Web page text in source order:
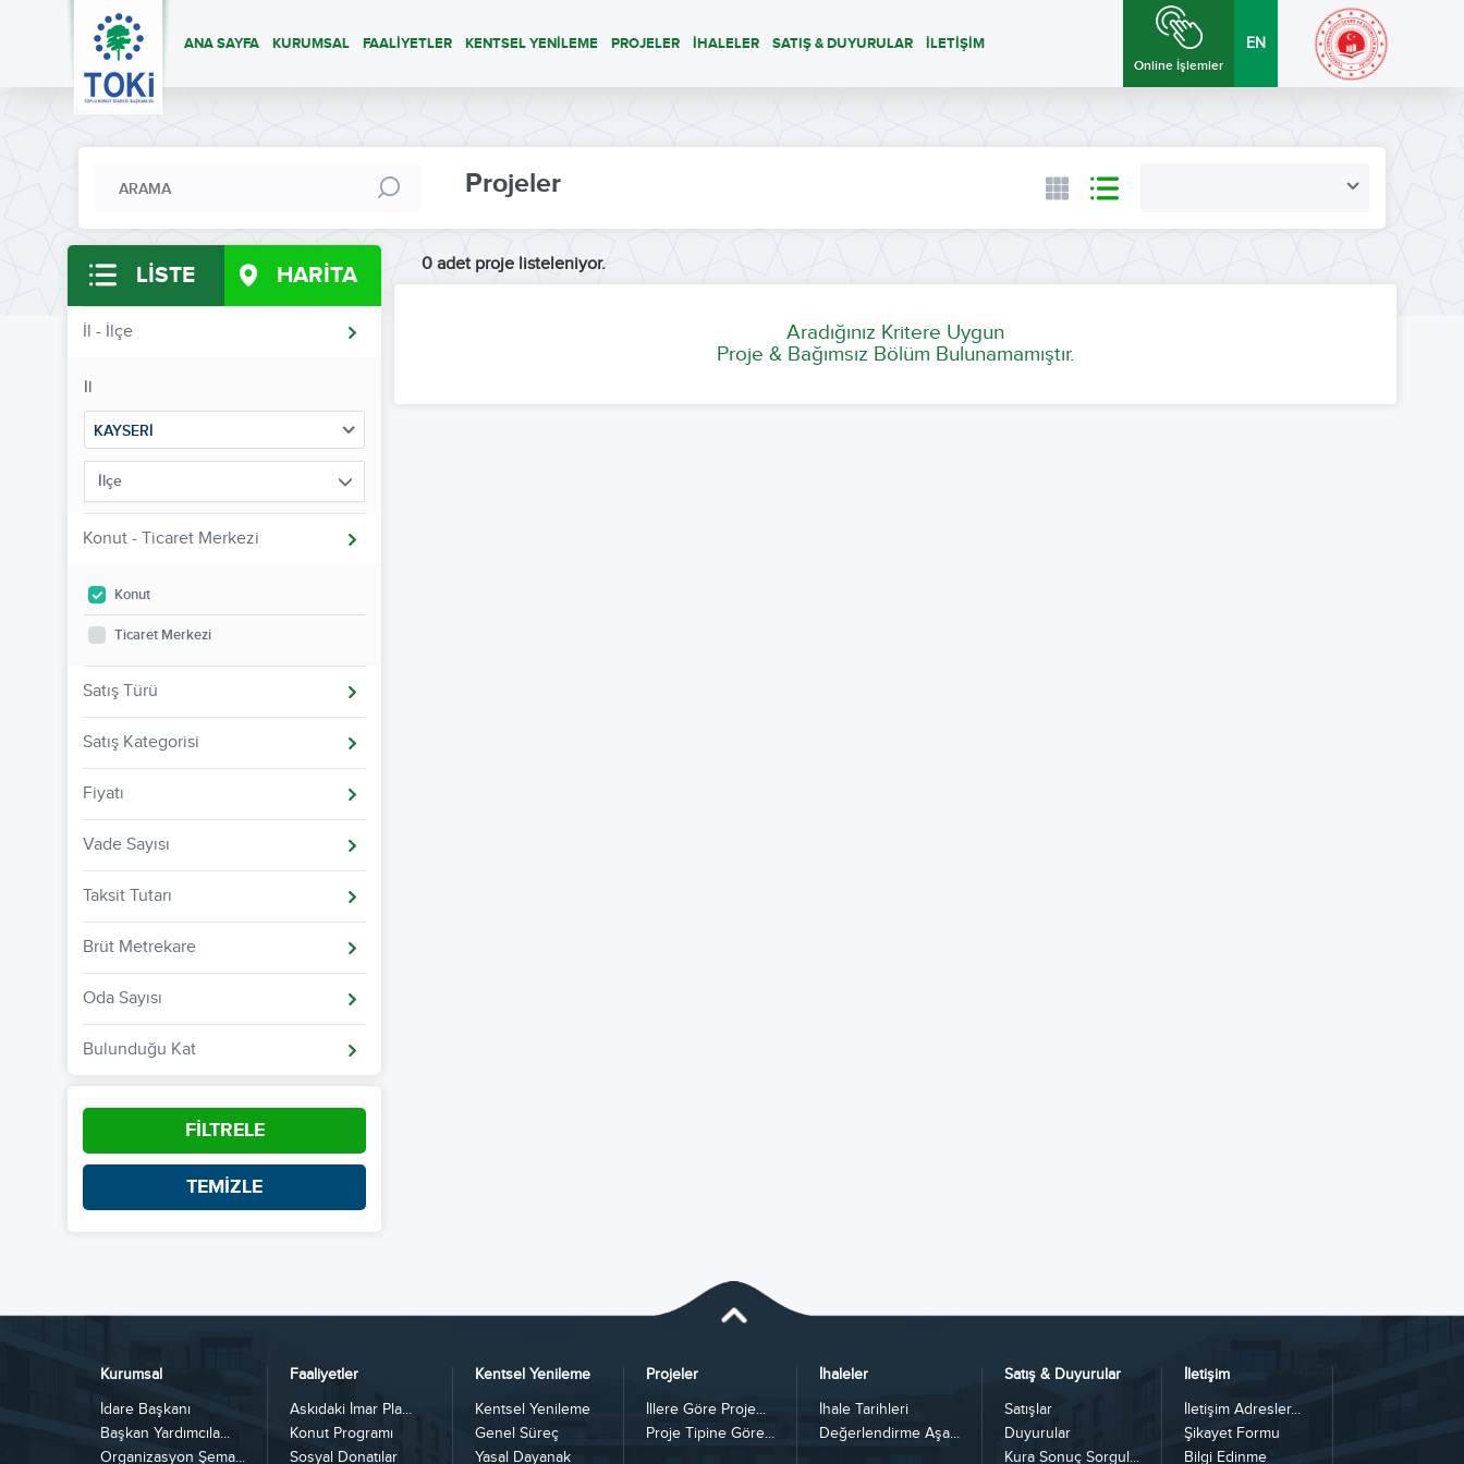
ANA SAYFA KURUMSAL FAALİYETLER KENTSEL YENİLEME PROJELER İHALELER SATIŞ & DUYURULAR İLETİŞİM
Online İşlemler
EN
Projeler
LİSTE HARİTA
İl - İlçe
İl
KAYSERİ
İlçe
Konut - Ticaret Merkezi
Konut
Ticaret Merkezi
Satış Türü
Satış Kategorisi
Fiyatı
Vade Sayısı
Taksit Tutarı
Brüt Metrekare
Oda Sayısı
Bulunduğu Kat
FİLTRELE
TEMİZLE
0 adet proje listeleniyor.
Aradığınız Kritere Uygun
Proje & Bağımsız Bölüm Bulunamamıştır.
Kurumsal
İdare Başkanı
Başkan Yardımcıla...
Organizasyon Şema...
Faaliyetler
Askıdaki İmar Pla...
Konut Programı
Sosyal Donatılar
Kentsel Yenileme
Kentsel Yenileme
Genel Süreç
Yasal Dayanak
Projeler
İllere Göre Proje...
Proje Tipine Göre...
İhaleler
İhale Tarihleri
Değerlendirme Aşa...
Satış & Duyurular
Satışlar
Duyurular
Kura Sonuç Sorgul...
İletişim
İletişim Adresler...
Şikayet Formu
Bilgi Edinme